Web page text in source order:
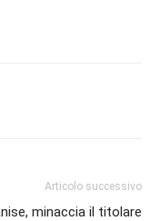
Articolo successivo
minaccia il titolare